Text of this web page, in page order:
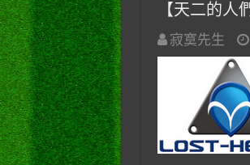
【天二的人
寂寞先生